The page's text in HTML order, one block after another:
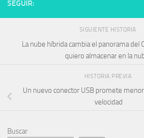
SEGUIR:
SIGUIENTE HISTORIA
La nube híbrida cambia el panorama del
quiero almacenar en la
HISTORIA PREVIA
Un nuevo conector USB promete
velocidad
Buscar